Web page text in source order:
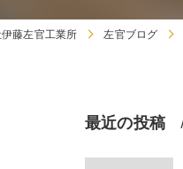
藤左官工業所 左官ブログ
最近の投稿